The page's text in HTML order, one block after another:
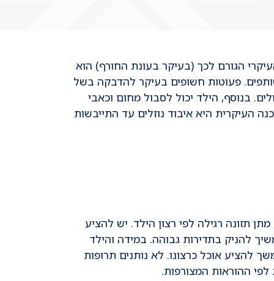
הגורם לכך (בעיקר בעונת החורף) הוא
פעוטות חשופים בעיקר להדבקה בשל
בנוסף, הילד יכול לסבול מחום וכאבי
שבועיים. הסכנה העיקרית היא איבוד נוזלים עד התייבשות
והילד משלשל בלבד, מתן תזונה רגילה לפי רצון הילד. יש להציע
להניק בתדירות גבוהה. במידה והילד
ובהמשך להציע אוכל כרצונו. לא נותנים תרופות